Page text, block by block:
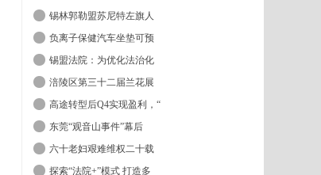
锡林郭勒盟苏尼特左旗人
负离子保健汽车坐垫可预
锡盟法院：为优化法治化
涪陵区第三十二届兰花展
高途转型后Q4实现盈利，“
东莞“观音山事件”幕后
六十老妇艰难维权二十载
探索“法院+”模式 打造多